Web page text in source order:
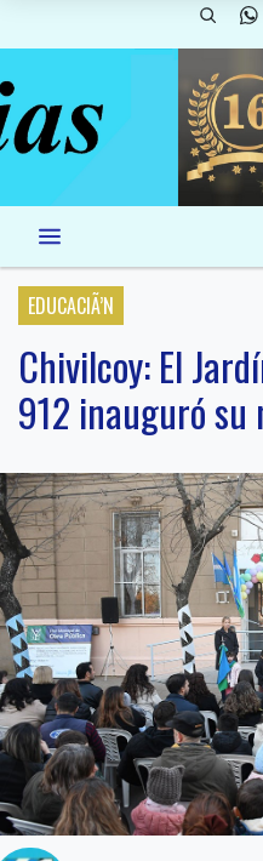
EDUCACIÃ’N
Chivilcoy: El
912 inauguró su